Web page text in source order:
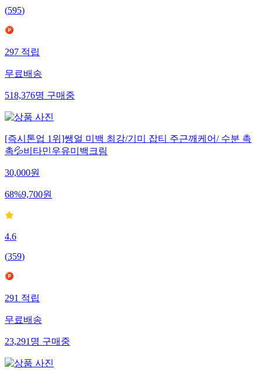
(595)
297적립
무료배송
518,376명구매중
[즉시톤업 1위]쌩얼 미백 최강/기미 잡티 주근깨케어/ 수분 촉
촉💦비타민우유미백크림
30,000원
68%9,700원
4.6
(359)
291적립
무료배송
23,291명구매중